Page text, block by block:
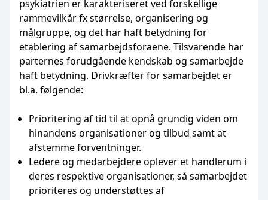
psykiatrien er karakteriseret ved forskellige
rammevilkår fx størrelse, organisering og
målgruppe, og det har haft betydning for
etablering af samarbejdsforaene. Tilsvarende har
parternes forudgående kendskab og samarbejde
haft betydning. Drivkræfter for samarbejdet er
bl.a. følgende:
Prioritering af tid til at opnå grundig viden om
hinandens organisationer og tilbud samt at
afstemme forventninger.
Ledere og medarbejdere oplever et handlerum i
deres respektive organisationer, så samarbejdet
prioriteres og understøttes af